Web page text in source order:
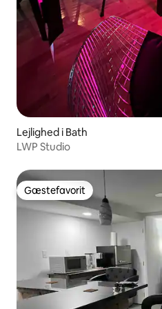
Lejlighed i Bath
LWP Studio
Gæstefavorit
Gæstefavorit